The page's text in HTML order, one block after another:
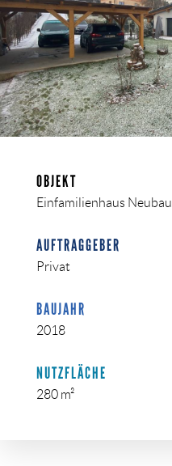
OBJEKT
Einfamilienhaus Neubau
AUFTRAGGEBER
Privat
BAUJAHR
2018
NUTZFLÄCHE
280 m²